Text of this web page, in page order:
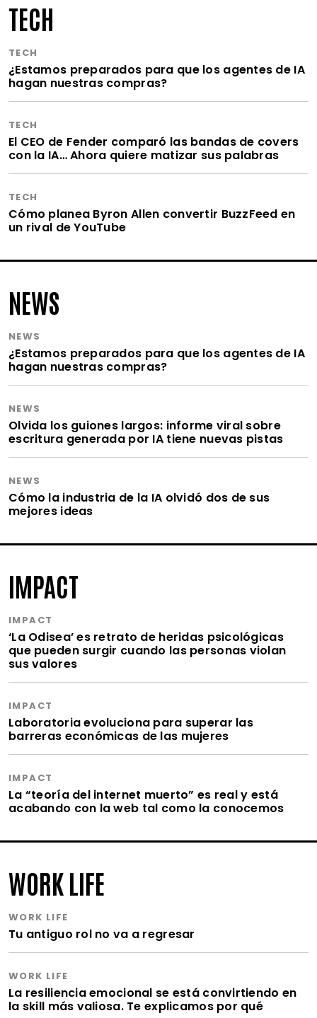
TECH
TECH
¿Estamos preparados para que los agentes de IA
hagan nuestras compras?
TECH
El CEO de Fender comparó las bandas de covers
con la IA… Ahora quiere matizar sus palabras
TECH
Cómo planea Byron Allen convertir BuzzFeed en
un rival de YouTube
NEWS
NEWS
¿Estamos preparados para que los agentes de IA
hagan nuestras compras?
NEWS
Olvida los guiones largos: informe viral sobre
escritura generada por IA tiene nuevas pistas
NEWS
Cómo la industria de la IA olvidó dos de sus
mejores ideas
IMPACT
IMPACT
‘La Odisea’ es retrato de heridas psicológicas
que pueden surgir cuando las personas violan
sus valores
IMPACT
Laboratoria evoluciona para superar las
barreras económicas de las mujeres
IMPACT
La “teoría del internet muerto” es real y está
acabando con la web tal como la conocemos
WORK LIFE
WORK LIFE
Tu antiguo rol no va a regresar
WORK LIFE
La resiliencia emocional se está convirtiendo en
la skill más valiosa. Te explicamos por qué